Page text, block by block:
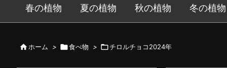
春の植物 夏の植物 秋の植物 冬の植物
 ホーム > 食べ物 > チロルチョコ2024年